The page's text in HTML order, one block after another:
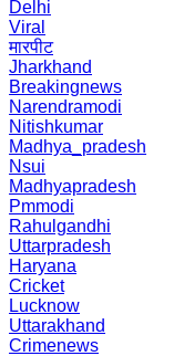
Delhi
Viral
मारपीट
Jharkhand
Breakingnews
Narendramodi
Nitishkumar
Madhya_pradesh
Nsui
Madhyapradesh
Pmmodi
Rahulgandhi
Uttarpradesh
Haryana
Cricket
Lucknow
Uttarakhand
Crimenews